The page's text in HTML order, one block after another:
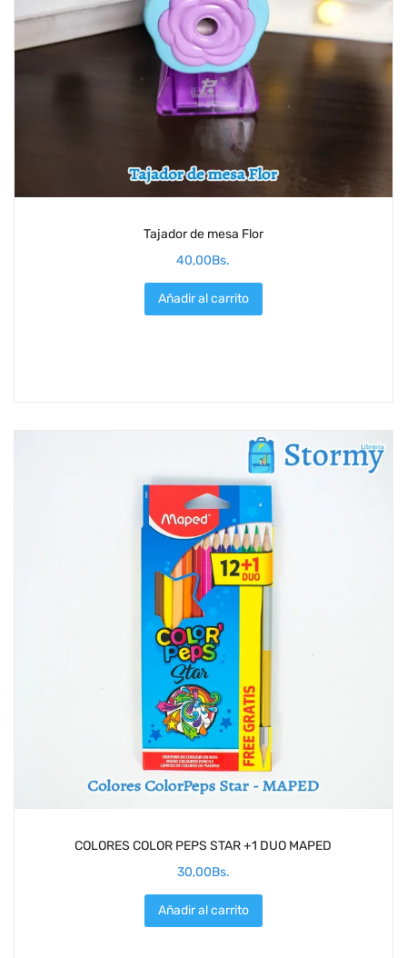
Tajador de mesa Flor
40,00Bs.
Añadir al carrito
COLORES COLOR PEPS STAR +1 DUO MAPED
30,00Bs.
Añadir al carrito